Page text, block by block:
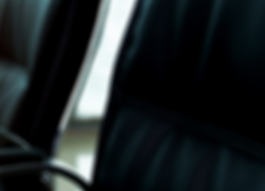
ความมุ่งหวังของเรา
ข่าวสารและสื่อประชาสัมพันธ์ของเรา
ทำไมต้องลงทุนกับเรา
ติดต่อเรา